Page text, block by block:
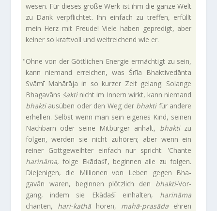
wesen. Für dieses große Werk ist ihm die ganze Welt
zu Dank ver­pflichtet. Ihn ein­fach zu treffen, erfüllt
mein Herz mit Freude! Viele haben gepre­digt, aber
keiner so kraft­voll und weit­rei­chend wie er.
"Ohne von der Gött­li­chen Energie ermäch­tigt zu sein,
kann nie­mand errei­chen, was Śrīla Bhak­ti­ve­dānta
Svāmī Mahārāja in so kurzer Zeit gelang. Solange
Bha­ga­vāns śaktinicht im Innern wirkt, kann nie­mand
bhaktiaus­üben oder den Weg der bhaktifür andere
erhellen. Selbst wenn man sein eigenes Kind, seinen
Nach­barn oder seine Mit­bürger anhält, bhaktizu
folgen, werden sie nicht zuhören; aber wenn ein
reiner Gott­ge­weihter ein­fach nur spricht: 'Chante
harināma, folge Ekā­daśī', beginnen alle zu folgen.
Die­je­nigen, die Mil­lionen von Leben gegen Bha­
gavān waren, beginnen plötz­lich den bhakti-Vor­
gang, indem sie Ekā­daśī ein­halten, harināma
chanten, hari-kathāhören, mahā-prasāda ehren